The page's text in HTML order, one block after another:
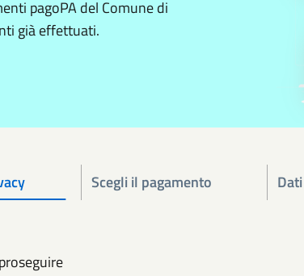
pagoPA del Comune di
già effettuati.
Scegli il pagamento